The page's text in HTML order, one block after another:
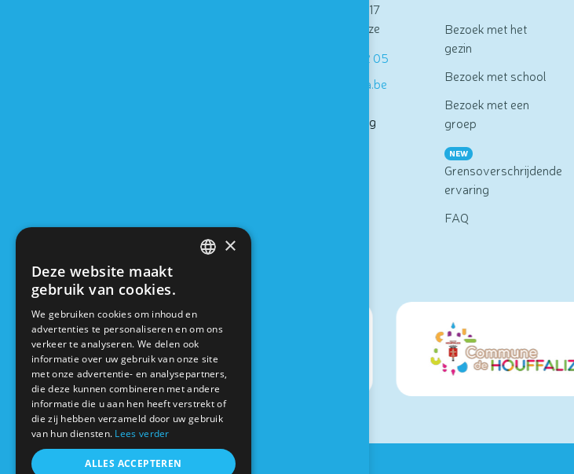
Place de l'Eglise, 17
B-6660 Houffalize
+32 061 28 92 05
info@houtopia.be
Vandaag
Bezoek met het
gezin
Bezoek met school
Bezoek met een
groep
NEW
Grensoverschrijdende
ervaring
FAQ
×
Deze website maakt
gebruik van cookies.
We gebruiken cookies om inhoud en
advertenties te personaliseren en om ons
verkeer te analyseren. We delen ook
informatie over uw gebruik van onze site
met onze advertentie- en analysepartners,
die deze kunnen combineren met andere
informatie die u aan hen heeft verstrekt of
die zij hebben verzameld door uw gebruik
van hun diensten. Lees verder
ALLES ACCEPTEREN